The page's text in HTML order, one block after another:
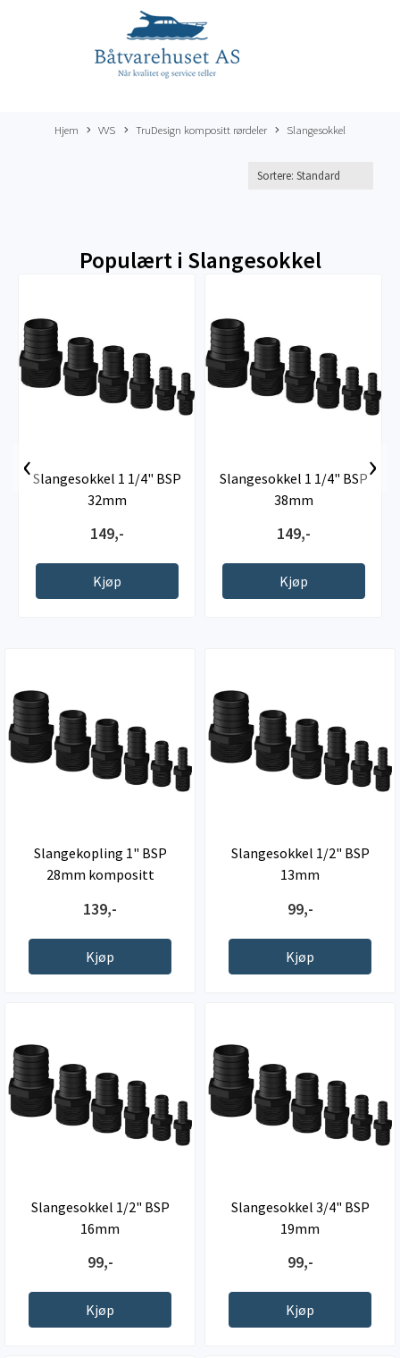
Hjem VVS TruDesign kompositt rørdeler Slangesokkel
Populært i Slangesokkel
Slangesokkel 1 1/4" BSP
32mm
149,-
Kjøp
Slangesokkel 1 1/4" BSP
38mm
149,-
Kjøp
‹ ›
Slangekopling 1" BSP
28mm kompositt
139,-
Kjøp
Slangesokkel 1/2" BSP
13mm
99,-
Kjøp
Slangesokkel 1/2" BSP
16mm
99,-
Kjøp
Slangesokkel 3/4" BSP
19mm
99,-
Kjøp